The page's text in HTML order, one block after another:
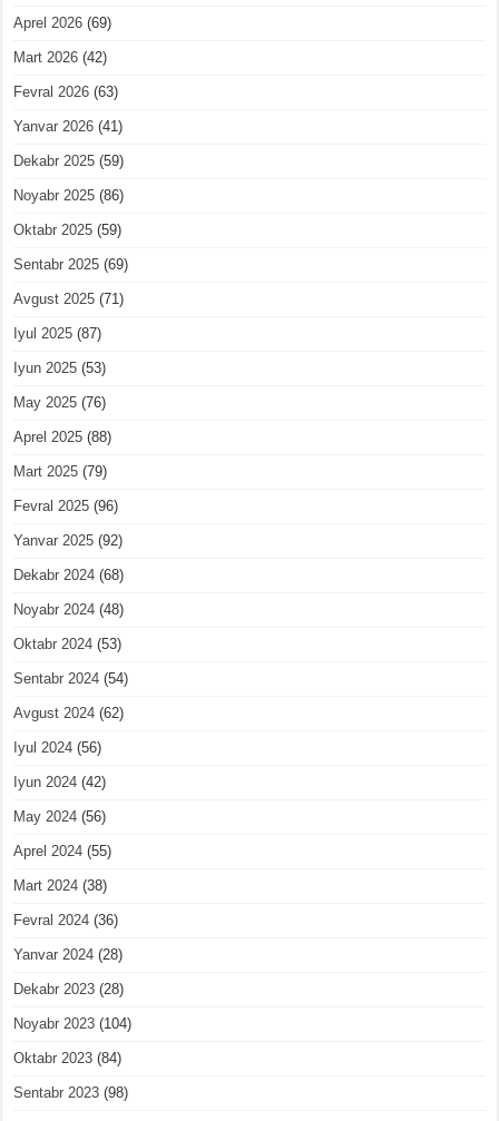
Aprel 2026 (69)
Mart 2026 (42)
Fevral 2026 (63)
Yanvar 2026 (41)
Dekabr 2025 (59)
Noyabr 2025 (86)
Oktabr 2025 (59)
Sentabr 2025 (69)
Avgust 2025 (71)
Iyul 2025 (87)
Iyun 2025 (53)
May 2025 (76)
Aprel 2025 (88)
Mart 2025 (79)
Fevral 2025 (96)
Yanvar 2025 (92)
Dekabr 2024 (68)
Noyabr 2024 (48)
Oktabr 2024 (53)
Sentabr 2024 (54)
Avgust 2024 (62)
Iyul 2024 (56)
Iyun 2024 (42)
May 2024 (56)
Aprel 2024 (55)
Mart 2024 (38)
Fevral 2024 (36)
Yanvar 2024 (28)
Dekabr 2023 (28)
Noyabr 2023 (104)
Oktabr 2023 (84)
Sentabr 2023 (98)